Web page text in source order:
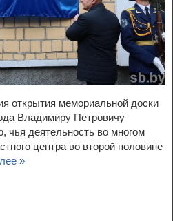
открытия мемориальной доски
Владимиру Петровичу
деятельность во многом
центра во второй половине
»